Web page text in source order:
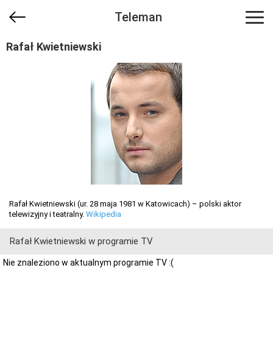
Teleman
Rafał Kwietniewski
Rafał Kwietniewski (ur. 28 maja 1981 w Katowicach) – polski aktor
telewizyjny i teatralny. Wikipedia
Rafał Kwietniewski w programie TV
Nie znaleziono w aktualnym programie TV :(